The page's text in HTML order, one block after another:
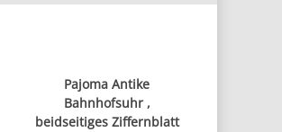
Pajoma Antike
Bahnhofsuhr ,
beidseitiges Ziffernblatt